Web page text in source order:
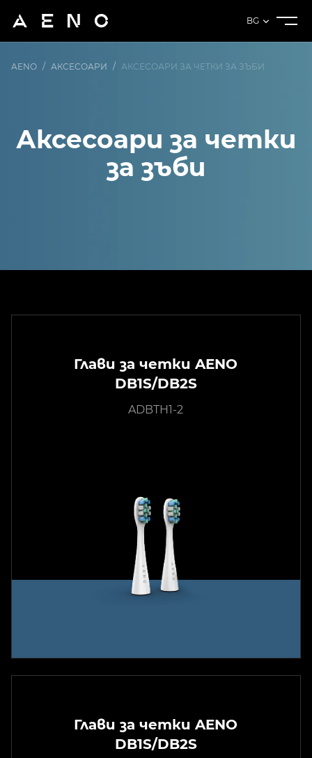
BG
AENO / АКСЕСОАРИ / АКСЕСОАРИ ЗА ЧЕТКИ ЗА ЗЪБИ
Аксесоари за четки
за зъби
Глави за четки AENO
DB1S/DB2S
ADBTH1-2
Глави за четки AENO
DB1S/DB2S